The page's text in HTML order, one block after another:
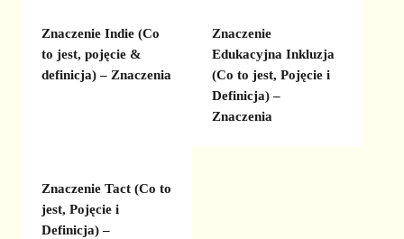
Znaczenie Indie (Co
to jest, pojęcie &
definicja) – Znaczenia
Znaczenie
Edukacyjna Inkluzja
(Co to jest, Pojęcie i
Definicja) –
Znaczenia
Znaczenie Tact (Co to
jest, Pojęcie i
Definicja) –